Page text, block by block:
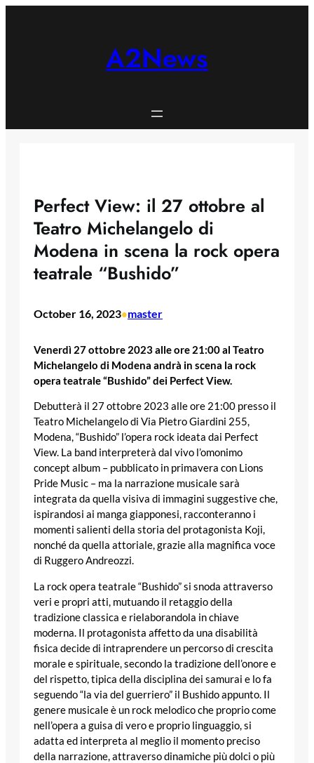
A2News
Perfect View: il 27 ottobre al
Teatro Michelangelo di
Modena in scena la rock opera
teatrale “Bushido”
October 16, 2023•master
Venerdì 27 ottobre 2023 alle ore 21:00 al Teatro
Michelangelo di Modena andrà in scena la rock
opera teatrale “Bushido” dei Perfect View.
Debutterà il 27 ottobre 2023 alle ore 21:00 presso il
Teatro Michelangelo di Via Pietro Giardini 255,
Modena, “Bushido” l’opera rock ideata dai Perfect
View. La band interpreterà dal vivo l’omonimo
concept album – pubblicato in primavera con Lions
Pride Music – ma la narrazione musicale sarà
integrata da quella visiva di immagini suggestive che,
ispirandosi ai manga giapponesi, racconteranno i
momenti salienti della storia del protagonista Koji,
nonché da quella attoriale, grazie alla magnifica voce
di Ruggero Andreozzi.
La rock opera teatrale “Bushido” si snoda attraverso
veri e propri atti, mutuando il retaggio della
tradizione classica e rielaborandola in chiave
moderna. Il protagonista affetto da una disabilità
fisica decide di intraprendere un percorso di crescita
morale e spirituale, secondo la tradizione dell’onore e
del rispetto, tipica della disciplina dei samurai e lo fa
seguendo “la via del guerriero” il Bushido appunto. Il
genere musicale è un rock melodico che proprio come
nell’opera a guisa di vero e proprio linguaggio, si
adatta ed interpreta al meglio il momento preciso
della narrazione, attraverso dinamiche più dolci o più